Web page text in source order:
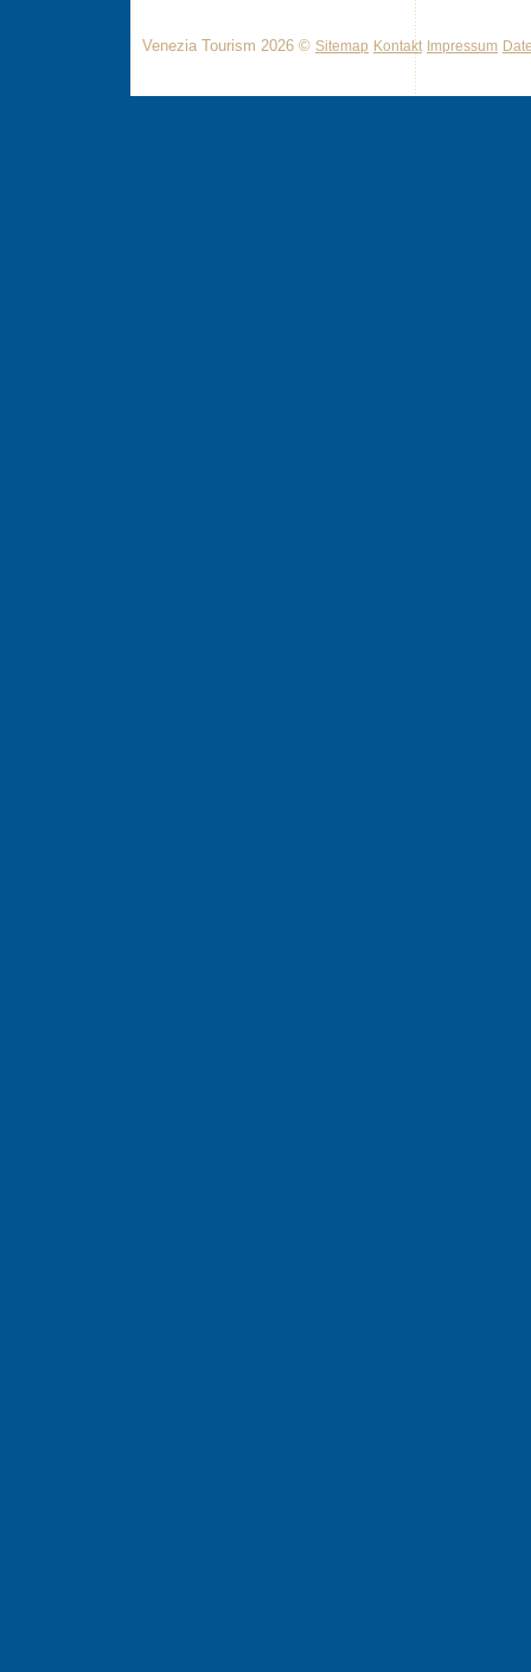
Venezia Tourism 2026 © Sitemap Kontakt Impressum